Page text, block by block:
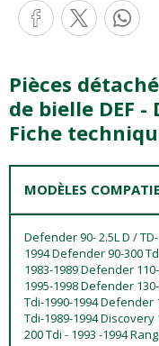
Pièces
de bielle DEF -
Fiche
MODÈLES
Defender 90- 2.5L D /
1994 Defender 90-300
1983-1989 Defender
1995-1998 Defender
Tdi-1990-1994 Defender
Tdi-1989-1994 Discovery
200 Tdi - 1993 -1994